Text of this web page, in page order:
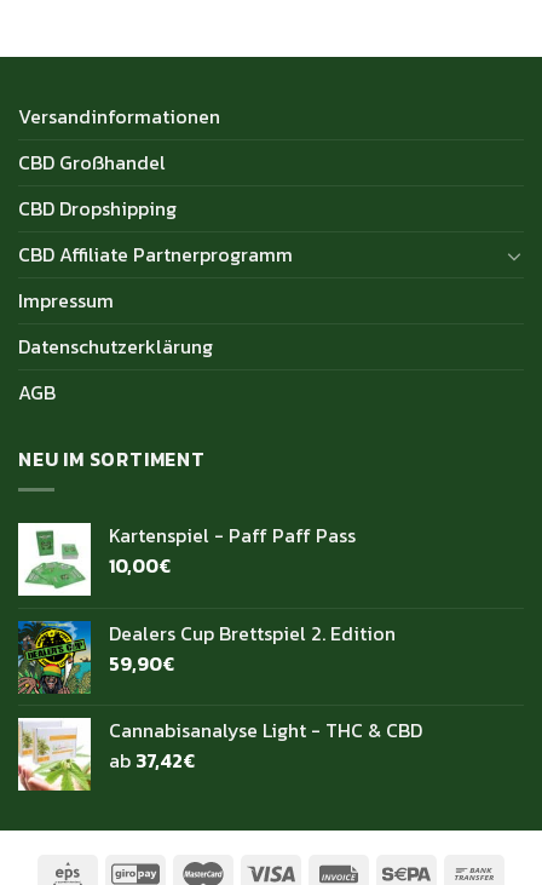
Versandinformationen
CBD Großhandel
CBD Dropshipping
CBD Affiliate Partnerprogramm
Impressum
Datenschutzerklärung
AGB
NEU IM SORTIMENT
Kartenspiel - Paff Paff Pass
10,00€
Dealers Cup Brettspiel 2. Edition
59,90€
Cannabisanalyse Light - THC & CBD
ab 37,42€